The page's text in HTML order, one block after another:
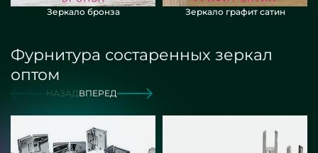
Зеркало бронза Зеркало графит сатин
Фурнитура состаренных зеркал
оптом
НАЗАДВПЕРЕД